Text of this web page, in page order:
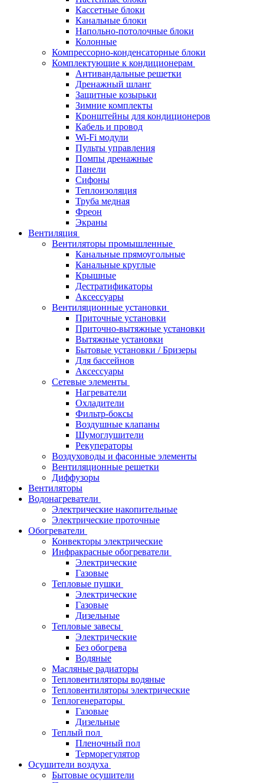
Кассетные блоки
Канальные блоки
Напольно-потолочные блоки
Колонные
Компрессорно-конденсаторные блоки
Комплектующие к кондиционерам
Антивандальные решетки
Дренажный шланг
Защитные козырьки
Зимние комплекты
Кронштейны для кондиционеров
Кабель и провод
Wi-Fi модули
Пульты управления
Помпы дренажные
Панели
Сифоны
Теплоизоляция
Труба медная
Фреон
Экраны
Вентиляция
Вентиляторы промышленные
Канальные прямоугольные
Канальные круглые
Крышные
Дестратификаторы
Аксессуары
Вентиляционные установки
Приточные установки
Приточно-вытяжные установки
Вытяжные установки
Бытовые установки / Бризеры
Для бассейнов
Аксессуары
Сетевые элементы
Нагреватели
Охладители
Фильтр-боксы
Воздушные клапаны
Шумоглушители
Рекуператоры
Воздуховоды и фасонные элементы
Вентиляционные решетки
Диффузоры
Вентиляторы
Водонагреватели
Электрические накопительные
Электрические проточные
Обогреватели
Конвекторы электрические
Инфракрасные обогреватели
Электрические
Газовые
Тепловые пушки
Электрические
Газовые
Дизельные
Тепловые завесы
Электрические
Без обогрева
Водяные
Масляные радиаторы
Тепловентиляторы водяные
Тепловентиляторы электрические
Теплогенераторы
Газовые
Дизельные
Теплый пол
Пленочный пол
Терморегулятор
Осушители воздуха
Бытовые осушители